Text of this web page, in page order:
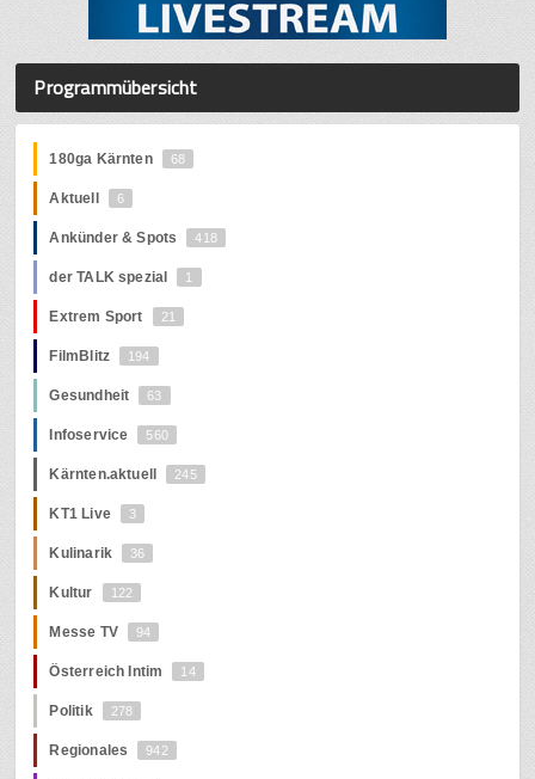
Programmübersicht
180ga Kärnten 68
Aktuell 6
Ankünder & Spots 418
der TALK spezial 1
Extrem Sport 21
FilmBlitz 194
Gesundheit 63
Infoservice 560
Kärnten.aktuell 245
KT1 Live 3
Kulinarik 36
Kultur 122
Messe TV 94
Österreich Intim 14
Politik 278
Regionales 942